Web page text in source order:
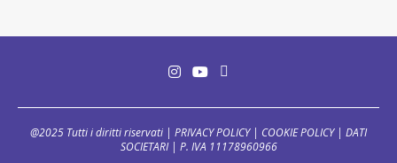
@2025 Tutti i diritti riservati | PRIVACY POLICY| COOKIE POLICY| DATI
SOCIETARI| P. IVA 11178960966